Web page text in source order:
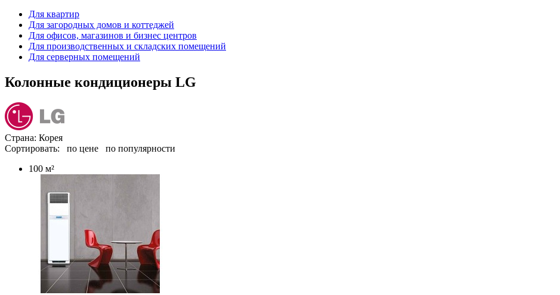
Для квартир
Для загородных домов и коттеджей
Для офисов, магазинов и бизнес центров
Для производственных и складских помещений
Для серверных помещений
Колонные кондиционеры LG
Страна: Корея
Сортировать: по цене
по популярности
100 м²